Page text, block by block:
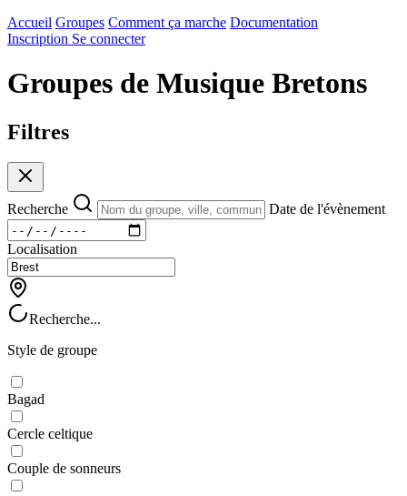
Accueil Groupes Comment ça marche Documentation
Inscription Se connecter
Groupes de Musique Bretons
Filtres
Recherche Date de l'évènement
Localisation
Recherche...
Style de groupe
Bagad
Cercle celtique
Couple de sonneurs